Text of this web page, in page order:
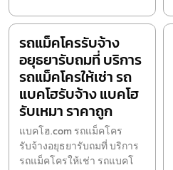
รถแม็คโครรับจ้าง
อยุธยารับถมที่ บริการ
รถแม็คโครให้เช่า รถ
แบคโฮรับจ้าง แบคโฮ
รับเหมา ราคาถูก
แบคโฮ.com รถแม็คโคร
รับจ้างอยุธยารับถมที่ บริการ
รถแม็คโครให้เช่า รถแบคโ